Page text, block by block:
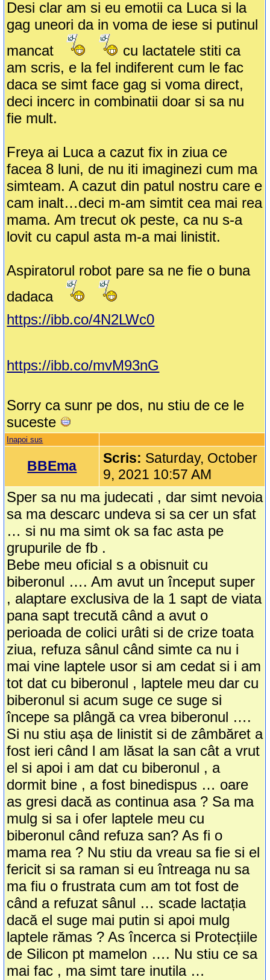
Desi clar am si eu emotii ca Luca si la
gag uneori da in voma de iese si putinul
mancat
cu lactatele stiti ca
am scris, e la fel indiferent cum le fac
daca se simt face gag si voma direct,
deci incerc in combinatii doar si sa nu
fie mult.
Freya ai Luca a cazut fix in ziua ce
facea 8 luni, de nu iti imaginezi cum ma
simteam. A cazut din patul nostru care e
cam inalt…deci m-am simtit cea mai rea
mama. Am trecut ok peste, ca nu s-a
lovit cu capul asta m-a mai linistit.
Aspiratorul robot pare sa ne fie o buna
dadaca
https://ibb.co/4N2LWc0
https://ibb.co/mvM93nG
Sorry ca sunr pe dos, nu stiu de ce le
suceste
Inapoi sus
BBEma Scris: Saturday, October
9, 2021 10:57 AM
Sper sa nu ma judecati , dar simt nevoia
sa ma descarc undeva si sa cer un sfat
… si nu ma simt ok sa fac asta pe
grupurile de fb .
Bebe meu oficial s a obisnuit cu
biberonul …. Am avut un început super
, alaptare exclusiva de la 1 sapt de viata
pana sapt trecută când a avut o
perioada de colici urâti si de crize toata
ziua, refuza sânul când simte ca nu i
mai vine laptele usor si am cedat si i am
tot dat cu biberonul , laptele meu dar cu
biberonul si acum suge ce suge si
începe sa plângă ca vrea biberonul ….
Si nu stiu așa de linistit si de zâmbăret a
fost ieri când l am lăsat la san cât a vrut
el si apoi i am dat cu biberonul , a
dormit bine , a fost binedispus … oare
as gresi dacă as continua asa ? Sa ma
mulg si sa i ofer laptele meu cu
biberonul când refuza san? As fi o
mama rea ? Nu stiu da vreau sa fie si el
fericit si sa raman si eu întreaga nu sa
ma fiu o frustrata cum am tot fost de
când a refuzat sânul … scade lactația
dacă el suge mai putin si apoi mulg
laptele rămas ? As încerca si Protecțiile
de Silicon pt mamelon …. Nu stiu ce sa
mai fac , ma simt tare inutila …